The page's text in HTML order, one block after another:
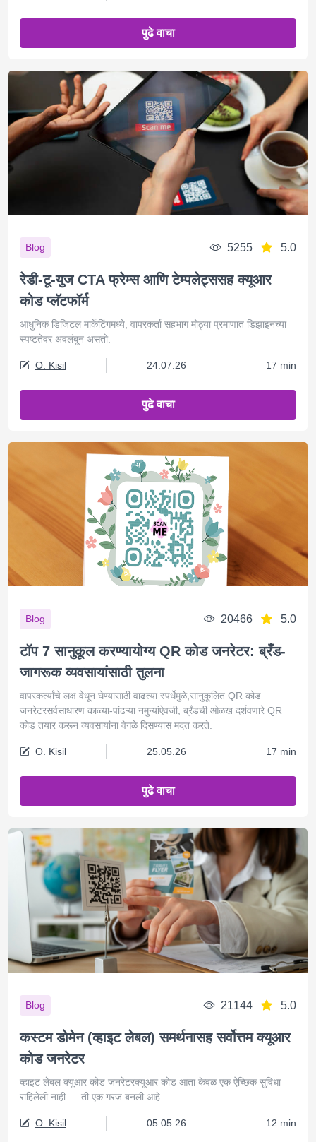
पुढे वाचा
Blog 5255 5.0
रेडी-टू-युज CTA फ्रेम्स आणि टेम्पलेट्ससह क्यूआर
कोड प्लॅटफॉर्म
आधुनिक डिजिटल मार्केटिंगमध्ये, वापरकर्ता सहभाग मोठ्या प्रमाणात डिझाइनच्या
स्पष्टतेवर अवलंबून असतो.
O. Kisil 24.07.26 17 min
पुढे वाचा
Blog 20466 5.0
टॉप 7 सानुकूल करण्यायोग्य QR कोड जनरेटर: ब्रँड-
जागरूक व्यवसायांसाठी तुलना
वापरकर्त्यांचे लक्ष वेधून घेण्यासाठी वाढत्या स्पर्धेमुळे,सानुकूलित QR कोड
जनरेटरसर्वसाधारण काळ्या-पांढऱ्या नमुन्यांऐवजी, ब्रँडची ओळख दर्शवणारे QR
कोड तयार करून व्यवसायांना वेगळे दिसण्यास मदत करते.
O. Kisil 25.05.26 17 min
पुढे वाचा
Blog 21144 5.0
कस्टम डोमेन (व्हाइट लेबल) समर्थनासह सर्वोत्तम क्यूआर
कोड जनरेटर
व्हाइट लेबल क्यूआर कोड जनरेटरक्यूआर कोड आता केवळ एक ऐच्छिक सुविधा
राहिलेली नाही — ती एक गरज बनली आहे.
O. Kisil 05.05.26 12 min